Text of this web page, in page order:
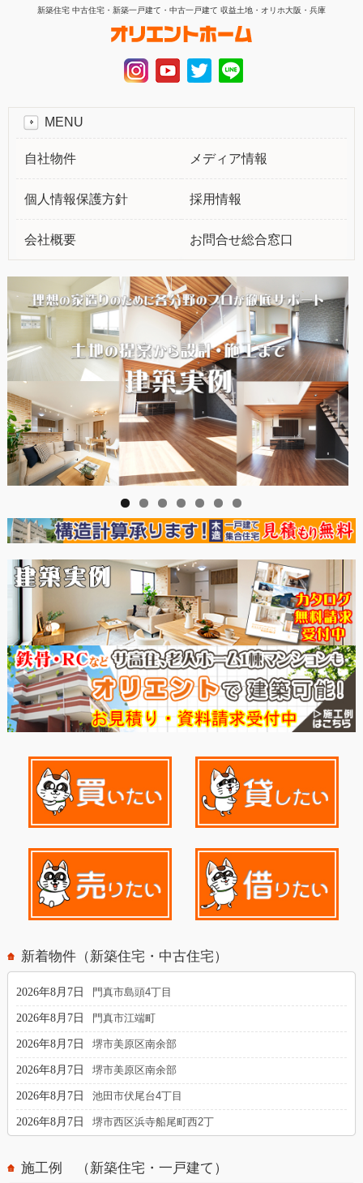
新築住宅 中古住宅・新築一戸建て・中古一戸建て 収益土地・オリホ大阪・兵庫
MENU
自社物件 メディア情報
個人情報保護方針 採用情報
会社概要 お問合せ総合窓口
新着物件（新築住宅・中古住宅）
2026年8月7日 門真市島頭4丁目
2026年8月7日 門真市江端町
2026年8月7日 堺市美原区南余部
2026年8月7日 堺市美原区南余部
2026年8月7日 池田市伏尾台4丁目
2026年8月7日 堺市西区浜寺船尾町西2丁
施工例 （新築住宅・一戸建て）